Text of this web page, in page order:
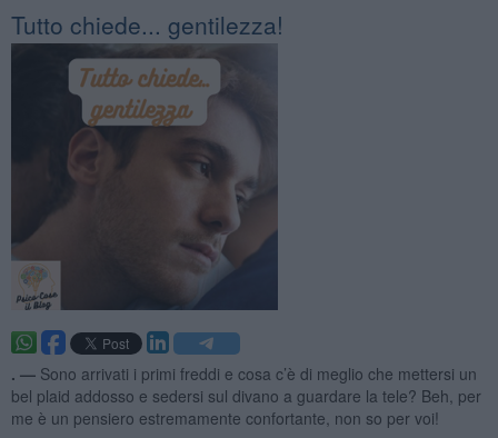
​Tutto chiede... gentilezza!
. — Sono arrivati i primi freddi e cosa c’è di meglio che mettersi un
bel plaid addosso e sedersi sul divano a guardare la tele? Beh, per
me è un pensiero estremamente confortante, non so per voi!